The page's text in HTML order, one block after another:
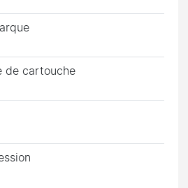
de cartouche